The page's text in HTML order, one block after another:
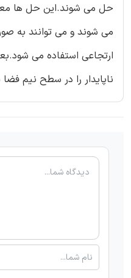
حل می شوند.این حل ها
می شوند و می توانند به
ارتجاعی استفاده می
ناپایدار را در سطح نیم